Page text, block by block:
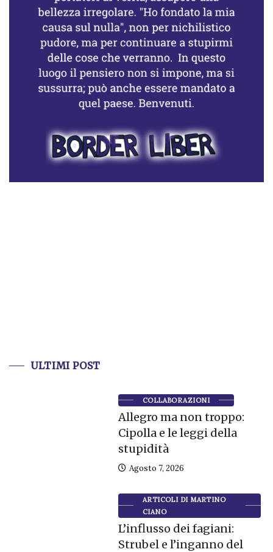
ULTIMI POST
COLLABORAZIONI
Allegro ma non troppo:
Cipolla e le leggi della
stupidità
Agosto 7, 2026
ARTICOLI DI MARTINO
CIANO
L’influsso dei fagiani:
Strubel e l’inganno del